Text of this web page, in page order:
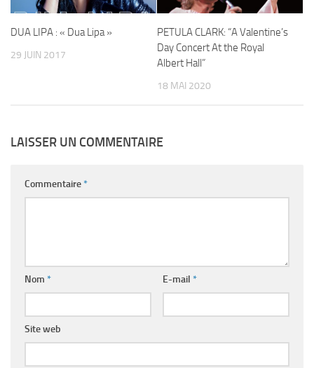
DUA LIPA : « Dua Lipa »
29 JUIN 2017
PETULA CLARK: “A Valentine’s
Day Concert At the Royal
Albert Hall”
18 MAI 2020
LAISSER UN COMMENTAIRE
Commentaire*
Nom * E-mail *
Site web